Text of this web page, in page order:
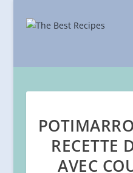
RECETTE
AVEC